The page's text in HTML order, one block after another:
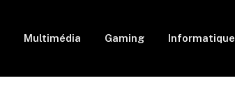
Multimédia Gaming Informatique